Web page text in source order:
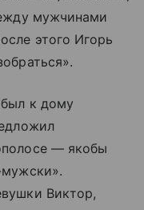
мужчинами
этого Игорь
к дому
— якобы
мужски».
Виктор,